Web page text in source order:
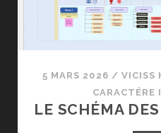
5 MARS 2026 / VICISS
CARACTÉRE
LE SCHÉMA